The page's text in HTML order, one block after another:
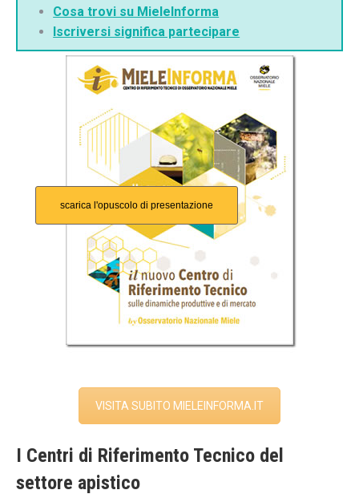
Cosa trovi su MieleInforma
Iscriversi significa partecipare
scarica l'opuscolo di presentazione
VISITA SUBITO MIELEINFORMA.IT
I Centri di Riferimento Tecnico del
settore apistico